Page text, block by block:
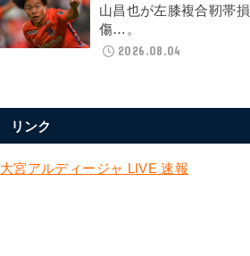
山昌也が左膝複合靭帯損
傷…。
2026.08.04
リンク
大宮アルディージャ LIVE 速報